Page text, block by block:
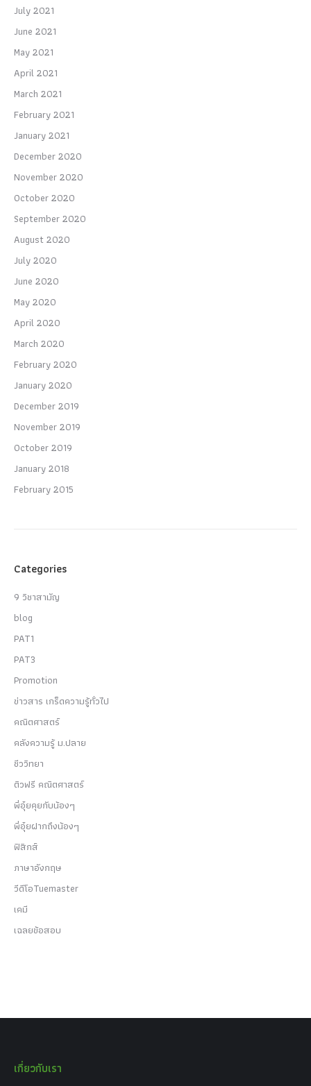
July 2021
June 2021
May 2021
April 2021
March 2021
February 2021
January 2021
December 2020
November 2020
October 2020
September 2020
August 2020
July 2020
June 2020
May 2020
April 2020
March 2020
February 2020
January 2020
December 2019
November 2019
October 2019
January 2018
February 2015
Categories
9 วิชาสามัญ
blog
PAT1
PAT3
Promotion
ข่าวสาร เกร็ดความรู้ทั่วไป
คณิตศาสตร์
คลังความรู้ ม.ปลาย
ชีววิทยา
ติวฟรี คณิตศาสตร์
พี่อุ๋ยคุยกับน้องๆ
พี่อุ๋ยฝากถึงน้องๆ
ฟิสิกส์
ภาษาอังกฤษ
วีดีโอTuemaster
เคมี
เฉลยข้อสอบ
เกี่ยวกับเรา